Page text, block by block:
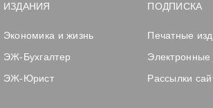
ИЗДАНИЯ
Экономика и жизнь
ЭЖ-Бухгалтер
ЭЖ-Юрист
ПОДПИСКА
Печатные
Электронные
Рассылки